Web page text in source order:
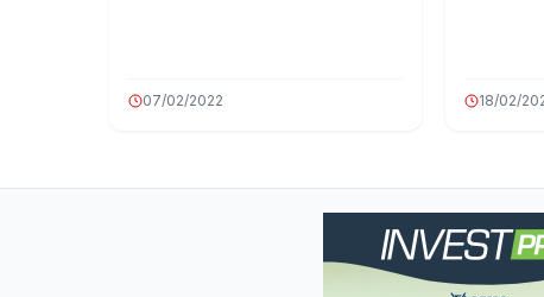
07/02/2022 18/02/